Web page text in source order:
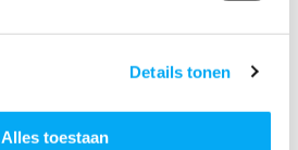
Details tonen
Alles toestaan